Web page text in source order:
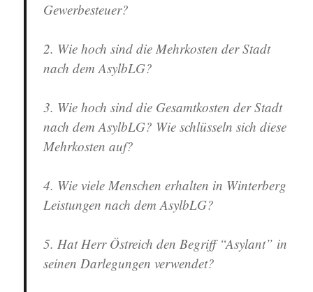
Gewerbesteuer?
2. Wie hoch sind die Mehrkosten der Stadt
nach dem AsylbLG?
3. Wie hoch sind die Gesamtkosten der Stadt
nach dem AsylbLG? Wie schlüsseln sich diese
Mehrkosten auf?
4. Wie viele Menschen erhalten in Winterberg
Leistungen nach dem AsylbLG?
5. Hat Herr Östreich den Begriff “Asylant” in
seinen Darlegungen verwendet?